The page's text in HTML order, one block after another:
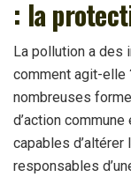
: la
La pollution a des
comment agit-
nombreuses
d’action
capables
responsables